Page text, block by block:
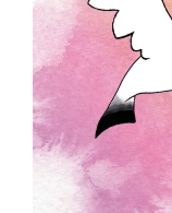
ème
Voir la